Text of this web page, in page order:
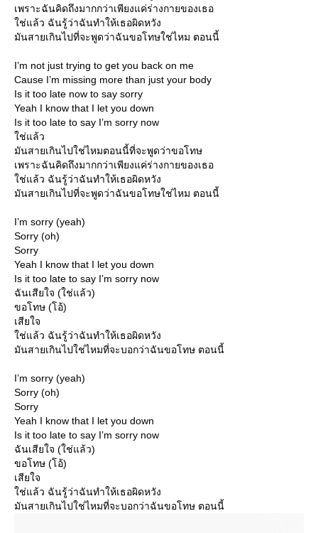
เพราะฉันคิดถึงมากกว่าเพียงแค่ร่างกายของเธอ
ช่แล้ว ฉันรู้ว่าฉันทำให้เธอผิดหวัง
มันสายเกินไปที่จะพูดว่าฉันขอโทษใช่ไหม ตอนนี้
I’m not just trying to get you back on me
Cause I’m missing more than just your body
Is it too late now to say sorry
Yeah I know that I let you down
Is it too late to say I’m sorry now
ช่แล้ว
มันสายเกินไปใช่ไหมตอนนี้ที่จะพูดว่าขอโทษ
เพราะฉันคิดถึงมากกว่าเพียงแค่ร่างกายของเธอ
ช่แล้ว ฉันรู้ว่าฉันทำให้เธอผิดหวัง
มันสายเกินไปที่จะพูดว่าฉันขอโทษใช่ไหม ตอนนี้
I’m sorry (yeah)
Sorry (oh)
Sorry
Yeah I know that I let you down
Is it too late to say I’m sorry now
ฉันเสียใจ (ใช่แล้ว)
ขอโทษ (โอ้)
เสียใจ
ช่แล้ว ฉันรู้ว่าฉันทำให้เธอผิดหวัง
มันสายเกินไปใช่ไหมที่จะบอกว่าฉันขอโทษ ตอนนี้
I’m sorry (yeah)
Sorry (oh)
Sorry
Yeah I know that I let you down
Is it too late to say I’m sorry now
ฉันเสียใจ (ใช่แล้ว)
ขอโทษ (โอ้)
เสียใจ
ช่แล้ว ฉันรู้ว่าฉันทำให้เธอผิดหวัง
มันสายเกินไปใช่ไหมที่จะบอกว่าฉันขอโทษ ตอนนี้